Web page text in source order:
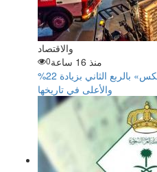
والاقتصاد
منذ 16 ساعة
0
‏1.83 مليار درهم إيرادات «أرامكس» بالربع الثاني بزيادة 22%
والأعلى في تاريخها